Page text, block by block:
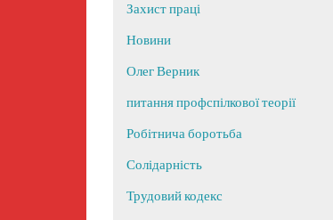
Захист праці
Новини
Олег Верник
питання профспілкової теорії
Робітнича боротьба
Солідарність
Трудовий кодекс